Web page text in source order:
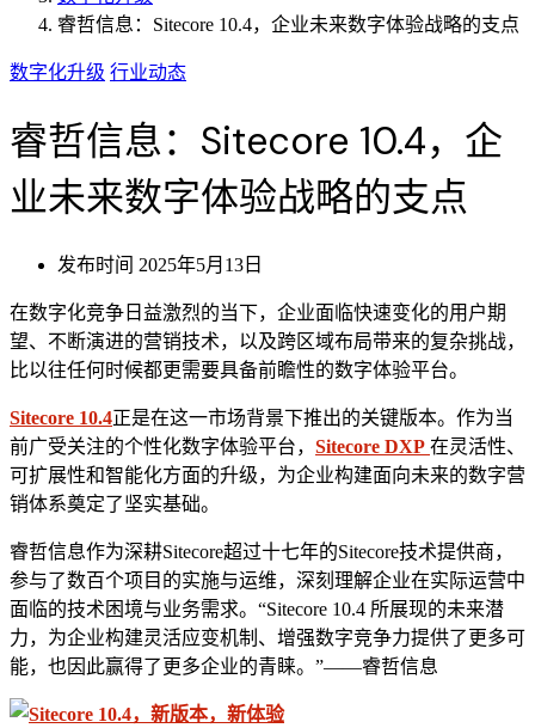
睿哲信息：Sitecore 10.4，企业未来数字体验战略的支点
数字化升级 行业动态
睿哲信息：Sitecore 10.4，企
业未来数字体验战略的支点
发布时间 2025年5月13日
在数字化竞争日益激烈的当下，企业面临快速变化的用户期
望、不断演进的营销技术，以及跨区域布局带来的复杂挑战，
比以往任何时候都更需要具备前瞻性的数字体验平台。
Sitecore 10.4正是在这一市场背景下推出的关键版本。作为当
前广受关注的个性化数字体验平台， Sitecore DXP 在灵活性、
可扩展性和智能化方面的升级，为企业构建面向未来的数字营
销体系奠定了坚实基础。
睿哲信息作为深耕Sitecore超过十七年的Sitecore技术提供商，
参与了数百个项目的实施与运维，深刻理解企业在实际运营中
面临的技术困境与业务需求。“Sitecore 10.4 所展现的未来潜
力，为企业构建灵活应变机制、增强数字竞争力提供了更多可
能，也因此赢得了更多企业的青睐。”——睿哲信息